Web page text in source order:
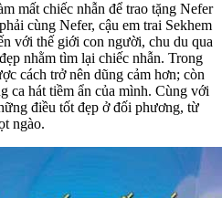
mất chiếc nhẫn để trao tặng Nefer
cùng Nefer, cậu em trai Sekhem
với thế giới con người, chu du qua
nhằm tìm lại chiếc nhẫn. Trong
cách trở nên dũng cảm hơn; còn
ca hát tiềm ẩn của mình. Cùng với
điều tốt đẹp ở đối phương, từ
ngào.